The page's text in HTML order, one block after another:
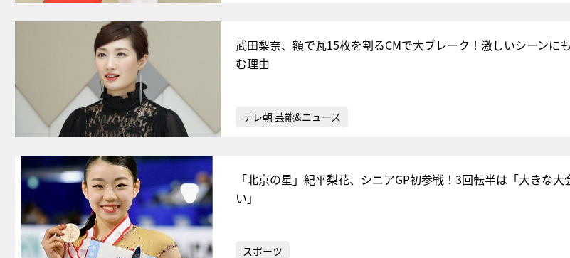
武田梨奈、額で瓦15枚を割るCMで大ブレーク！激しいシーンに
む理由
テレ朝 芸能&ニュース
「北京の星」紀平梨花、シニアGP初参戦！3回転半は「大きな
い」
スポーツ